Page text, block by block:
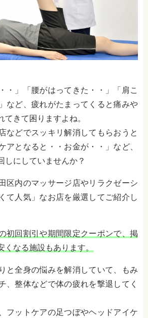
・」「腰がはってきた・・」「肩こ
など、疲れがたまってくると痛みや
きて困りますよね。
などでスッキリ解消してもらおうと
アとなると・・お金が・・」など、
しにしていませんか？
区内のマッサージ店やリラクゼーシ
て人気」なお店を厳選してご紹介し
初回割引や期間限定クーポンで、掲
なる施設もあります。
と全身の悩みを解消していて、もみ
、整体などで体の疲れを撃退してく
フットケアの足つぼやヘッドアイケ